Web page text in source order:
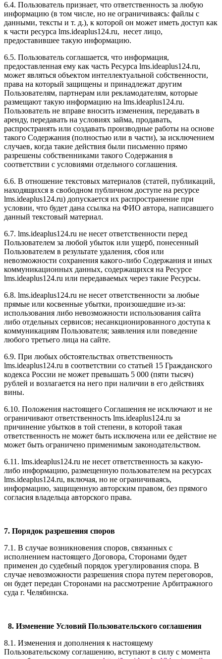
6.4. Пользователь признает, что ответственность за любую
информацию (в том числе, но не ограничиваясь: файлы с
данными, тексты и т. д.), к которой он может иметь доступ как
к части ресурса lms.ideaplus124.ru, несет лицо,
предоставившее такую информацию.
6.5. Пользователь соглашается, что информация,
предоставленная ему как часть Ресурса lms.ideaplus124.ru,
может являться объектом интеллектуальной собственности,
права на который защищены и принадлежат другим
Пользователям, партнерам или рекламодателям, которые
размещают такую информацию на lms.ideaplus124.ru.
Пользователь не вправе вносить изменения, передавать в
аренду, передавать на условиях займа, продавать,
распространять или создавать производные работы на основе
такого Содержания (полностью или в части), за исключением
случаев, когда такие действия были письменно прямо
разрешены собственниками такого Содержания в
соответствии с условиями отдельного соглашения.
6.6. В отношение текстовых материалов (статей, публикаций,
находящихся в свободном публичном доступе на ресурсе
lms.ideaplus124.ru) допускается их распространение при
условии, что будет дана ссылка на ФИО автора, написавшего
данный текстовый материал.
6.7. lms.ideaplus124.ru не несет ответственности перед
Пользователем за любой убыток или ущерб, понесенный
Пользователем в результате удаления, сбоя или
невозможности сохранения какого-либо Содержания и иных
коммуникационных данных, содержащихся на Ресурсе
lms.ideaplus124.ru или передаваемых через такие Ресурсы.
6.8. lms.ideaplus124.ru не несет ответственности за любые
прямые или косвенные убытки, произошедшие из-за:
использования либо невозможности использования сайта
либо отдельных сервисов; несанкционированного доступа к
коммуникациям Пользователя; заявления или поведение
любого третьего лица на сайте.
6.9. При любых обстоятельствах ответственность
lms.ideaplus124.ru в соответствии со статьей 15 Гражданского
кодекса России не может превышать 5 000 (пяти тысяч)
рублей и возлагается на него при наличии в его действиях
вины.
6.10. Положения настоящего Соглашения не исключают и не
ограничивают ответственность lms.ideaplus124.ru за
причинение убытков в той степени, в которой такая
ответственность не может быть исключена или ее действие не
может быть ограничено применимым законодательством.
6.11. lms.ideaplus124.ru не несет ответственность за какую-
либо информацию, размещенную пользователем на ресурсах
lms.ideaplus124.ru, включая, но не ограничиваясь,
информацию, защищенную авторским правом, без прямого
согласия владельца авторского права.
7. Порядок разрешения споров
7.1. В случае возникновения споров, связанных с
исполнением настоящего Договора, Сторонами будет
применен до судебный порядок урегулирования спора. В
случае невозможности разрешения спора путем переговоров,
он будет передан Сторонами на рассмотрение Арбитражного
суда г. Челябинска.
8. Изменение Условий Пользовательского соглашения
8.1. Изменения и дополнения к настоящему
Пользовательскому соглашению, вступают в силу с момента